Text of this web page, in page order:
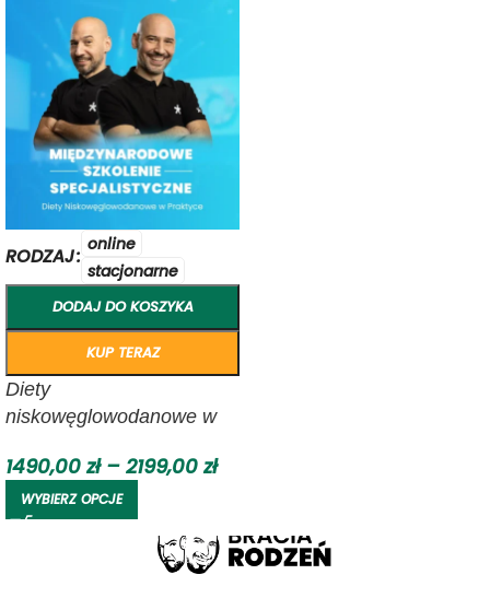
RODZAJ
online
stacjonarne
DODAJ DO KOSZYKA
KUP TERAZ
Diety
niskowęglowodanowe w
1490,00zł – 2199,00zł
WYBIERZ OPCJE